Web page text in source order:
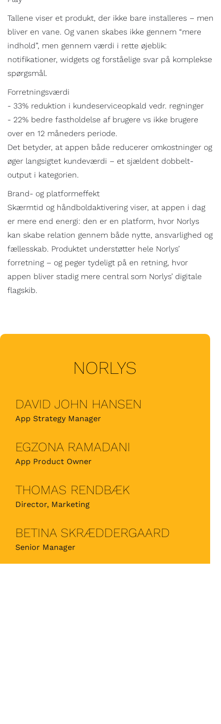
Tallene viser et produkt, der ikke bare installeres – men
bliver en vane. Og vanen skabes ikke gennem “mere
indhold”, men gennem værdi i rette øjeblik:
notifikationer, widgets og forståelige svar på komplekse
spørgsmål.
Forretningsværdi
- 33% reduktion i kundeserviceopkald vedr. regninger
- 22% bedre fastholdelse af brugere vs ikke brugere
over en 12 måneders periode.
Det betyder, at appen både reducerer omkostninger og
øger langsigtet kundeværdi – et sjældent dobbelt-
output i kategorien.
Brand- og platformeffekt
Skærmtid og håndboldaktivering viser, at appen i dag
er mere end energi: den er en platform, hvor Norlys
kan skabe relation gennem både nytte, ansvarlighed og
fællesskab. Produktet understøtter hele Norlys’
forretning – og peger tydeligt på en retning, hvor
appen bliver stadig mere central som Norlys’ digitale
flagskib.
NORLYS
DAVID JOHN HANSEN
App Strategy Manager
EGZONA RAMADANI
App Product Owner
THOMAS RENDBÆK
Director, Marketing
BETINA SKRÆDDERGAARD
Senior Manager